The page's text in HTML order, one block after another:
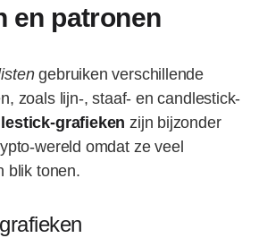
en patronen
gebruiken verschillende
zoals lijn-, staaf- en candlestick-
grafieken zijn bijzonder
wereld omdat ze veel
blik tonen.